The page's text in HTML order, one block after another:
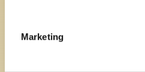
Marketing